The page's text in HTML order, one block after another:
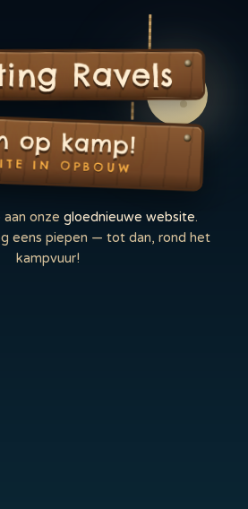
Ravels
op kamp!
IN OPBOUW
onze gloednieuwe website.
eens piepen — tot dan, rond het
kampvuur!